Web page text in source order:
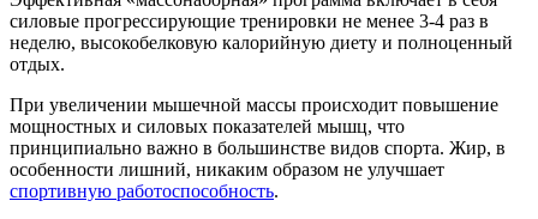
силовые прогрессирующие тренировки не менее 3-4 раз в
неделю, высокобелковую калорийную диету и полноценный
отдых.
При увеличении мышечной массы происходит повышение
мощностных и силовых показателей мышц, что
принципиально важно в большинстве видов спорта. Жир, в
особенности лишний, никаким образом не улучшает
спортивную работоспособность.